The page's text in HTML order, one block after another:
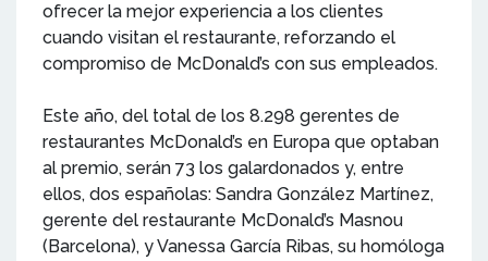
ofrecer la mejor experiencia a los clientes
cuando visitan el restaurante, reforzando el
compromiso de McDonald’s con sus empleados.
Este año, del total de los 8.298 gerentes de
restaurantes McDonald’s en Europa que optaban
al premio, serán 73 los galardonados y, entre
ellos, dos españolas: Sandra González Martínez,
gerente del restaurante McDonald’s Masnou
(Barcelona), y Vanessa García Ribas, su homóloga